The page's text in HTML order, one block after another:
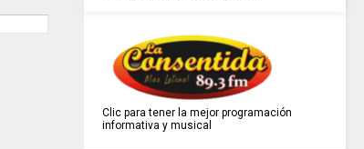
Clic para tener la mejor programación
informativa y musical